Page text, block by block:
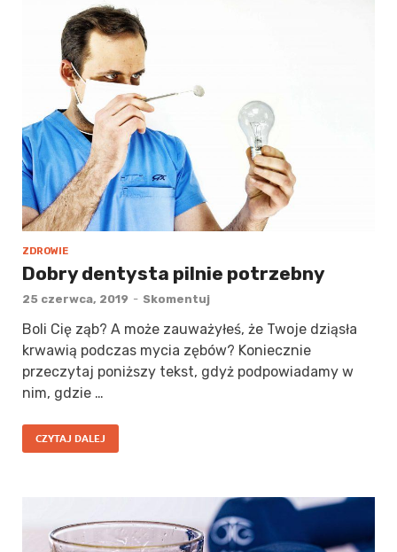
ZDROWIE
Dobry dentysta pilnie potrzebny
25 czerwca, 2019 - Skomentuj
Boli Cię ząb? A może zauważyłeś, że Twoje dziąsła
krwawią podczas mycia zębów? Koniecznie
przeczytaj poniższy tekst, gdyż podpowiadamy w
nim, gdzie …
CZYTAJ DALEJ